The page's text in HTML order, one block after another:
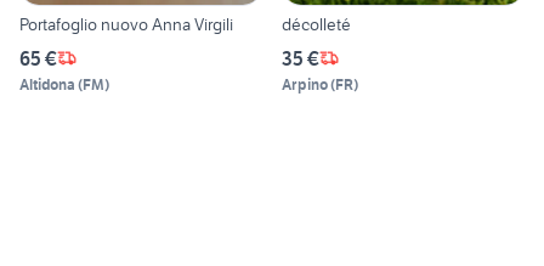
Portafoglio nuovo Anna Virgili
65 €
Altidona (FM)
décolleté
35 €
Arpino(FR)